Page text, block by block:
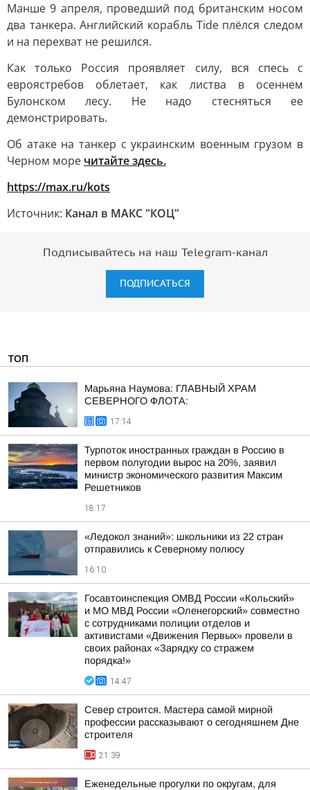
Манше 9 апреля, проведший под британским носом
два танкера. Английский корабль Tide плёлся следом
и на перехват не решился.
Как только Россия проявляет силу, вся спесь с
евроястребов облетает, как листва в осеннем
Булонском лесу. Не надо стесняться ее
демонстрировать.
Об атаке на танкер с украинским военным грузом в
Черном море читайте здесь.
https://max.ru/kots
Источник: Канал в МАКС "КОЦ"
Подписывайтесь на наш Telegram-канал
ПОДПИСАТЬСЯ
ТОП
Марьяна Наумова: ГЛАВНЫЙ ХРАМ
СЕВЕРНОГО ФЛОТА:
17:14
Турпоток иностранных граждан в Россию в
первом полугодии вырос на 20%, заявил
министр экономического развития Максим
Решетников
18:17
«Ледокол знаний»: школьники из 22 стран
отправились к Северному полюсу
16:10
Госавтоинспекция ОМВД России «Кольский»
и МО МВД России «Оленегорский» совместно
с сотрудниками полиции отделов и
активистами «Движения Первых» провели в
своих районах «Зарядку со стражем
порядка!»
14:47
Север строится. Мастера самой мирной
профессии рассказывают о сегодняшнем Дне
строителя
21:39
Еженедельные прогулки по округам, для